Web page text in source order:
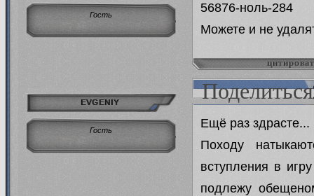
Гость
56876-ноль-284
Можете и не
Поделиться
EVGENIY
Гость
Ещё раз здрасте...
Походу
вступления в
подлежу